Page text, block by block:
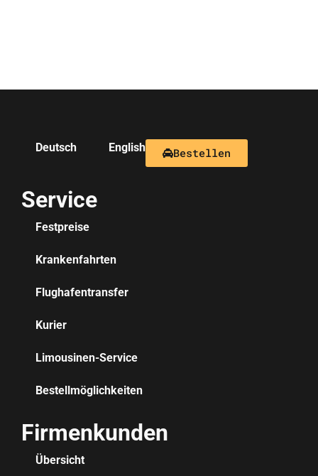
Deutsch English Bestellen
Service
Festpreise
Krankenfahrten
Flughafentransfer
Kurier
Limousinen-Service
Bestellmöglichkeiten
Firmenkunden
Übersicht